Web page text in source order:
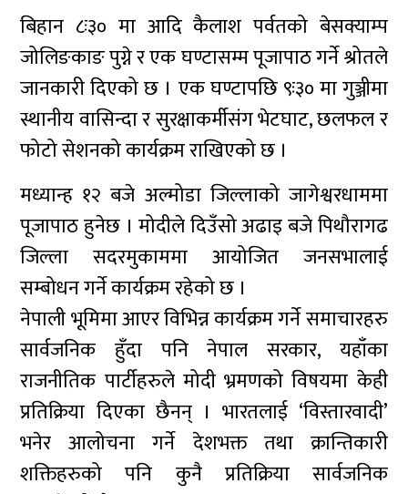
बिहान ८ः३० मा आदि कैलाश पर्वतको बेसक्याम्प
जोलिङकाङ पुग्ने र एक घण्टासम्म पूजापाठ गर्ने श्रोतले
जानकारी दिएको छ । एक घण्टापछि ९ः३० मा गुञ्जीमा
स्थानीय वासिन्दा र सुरक्षाकर्मीसंग भेटघाट, छलफल र
फोटो सेशनको कार्यक्रम राखिएको छ ।
मध्यान्ह १२ बजे अल्मोडा जिल्लाको जागेश्वरधाममा
पूजापाठ हुनेछ । मोदीले दिउँसो अढाइ बजे पिथौरागढ
जिल्ला सदरमुकाममा आयोजित जनसभालाई
सम्बोधन गर्ने कार्यक्रम रहेको छ ।
नेपाली भूमिमा आएर विभिन्न कार्यक्रम गर्ने समाचारहरु
सार्वजनिक हुँदा पनि नेपाल सरकार, यहाँका
राजनीतिक पार्टीहरुले मोदी भ्रमणको विषयमा केही
प्रतिक्रिया दिएका छैनन् । भारतलाई ‘विस्तारवादी’
भनेर आलोचना गर्ने देशभक्त तथा क्रान्तिकारी
शक्तिहरुको पनि कुनै प्रतिक्रिया सार्वजनिक